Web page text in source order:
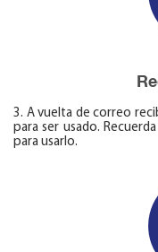
3. A vuelta de correo
para ser usado.
para usarlo.